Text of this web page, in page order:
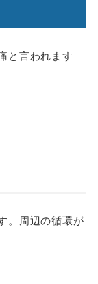
と言われます
。周辺の循環が